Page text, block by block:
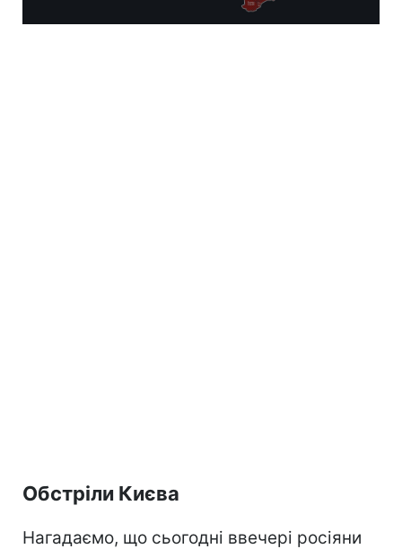
Обстріли Києва
Нагадаємо, що сьогодні ввечері росіяни